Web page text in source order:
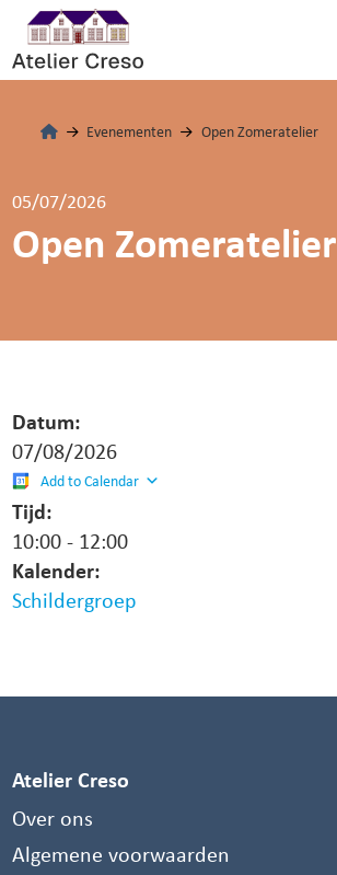
Evenementen Open Zomeratelier
05/07/2026
Open Zomeratelier
Datum:
07/08/2026
Add to Calendar
Tijd:
10:00- 12:00
Kalender:
Schildergroep
Atelier Creso
Over ons
Algemene voorwaarden